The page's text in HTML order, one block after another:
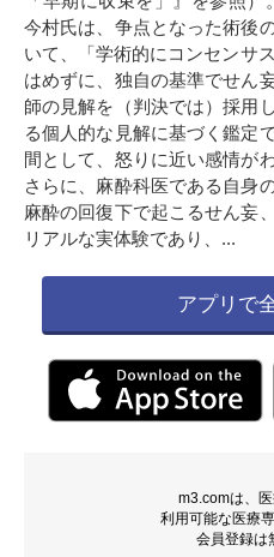
今村氏は、争点となった術後
いて、「学術的にコンセンサ
はめずに、独自の基準でせん
師の見解を（判決では）採用
る個人的な見解に基づく鑑定
間として、怒りに近い感情が
さらに、麻酔科医である自身
麻酔の回復下で起こるせん妄
リアルな実体験であり、...
アプリで
m3.comは、
利用可能な医療
会員登録は